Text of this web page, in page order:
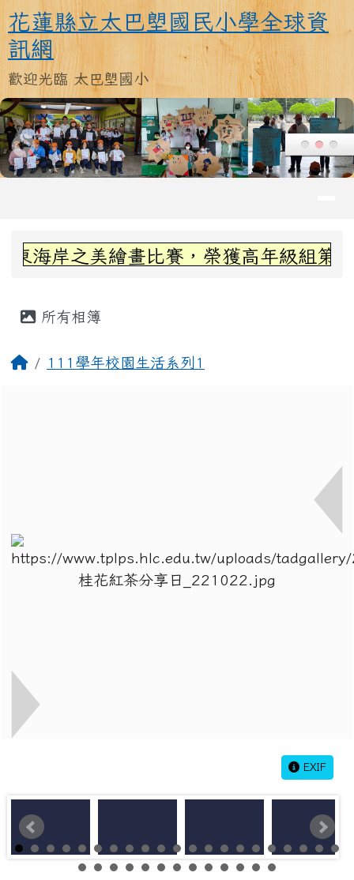
跳至主內容區
花蓮縣立太巴塱國民小學全球資訊
花蓮縣立太巴塱國民小學全球資
訊網
歡迎光臨 太巴塱國小
上中區域內容
比賽，榮獲高年級組第三名~感謝丞左老
所有相簿
回首頁
111學年校園生活系列1
EXIF